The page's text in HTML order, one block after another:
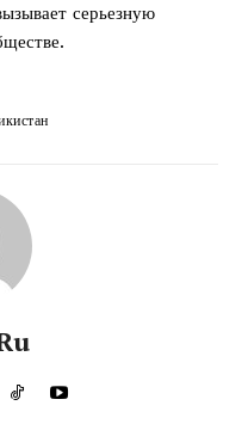
серьезную